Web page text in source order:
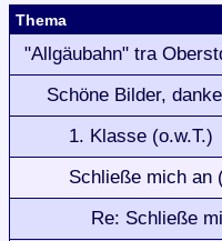
Thema
"Allgäubahn" tra
Schöne Bilder,
1. Klasse (o.w.T.)
Schließe mich an
Re: Schließe